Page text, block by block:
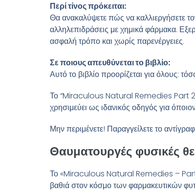
Περί τίνος πρόκειται:
Θα ανακαλύψετε πώς να καλλιεργήσετε
αλληλεπιδράσεις με χημικά φάρμακα.
ασφαλή τρόπο και χωρίς παρενέργειες.
Σε ποιους απευθύνεται το βιβλίο:
Αυτό το βιβλίο προορίζεται για όλους:
Το “Miraculous Natural Remedies Part 2”
χρησιμεύει ως ιδανικός οδηγός για
Μην περιμένετε! Παραγγείλετε το
Θαυματουργές φυσικές
Το «Miraculous Natural Remedies – Part
βαθιά στον κόσμο των φαρμακευτικών